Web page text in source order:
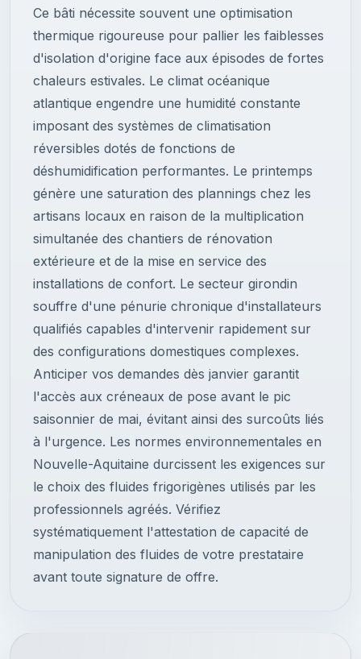
Ce bâti nécessite souvent une optimisation
thermique rigoureuse pour pallier les faiblesses
d'isolation d'origine face aux épisodes de fortes
chaleurs estivales. Le climat océanique
atlantique engendre une humidité constante
imposant des systèmes de climatisation
réversibles dotés de fonctions de
déshumidification performantes. Le printemps
génère une saturation des plannings chez les
artisans locaux en raison de la multiplication
simultanée des chantiers de rénovation
extérieure et de la mise en service des
installations de confort. Le secteur girondin
souffre d'une pénurie chronique d'installateurs
qualifiés capables d'intervenir rapidement sur
des configurations domestiques complexes.
Anticiper vos demandes dès janvier garantit
l'accès aux créneaux de pose avant le pic
saisonnier de mai, évitant ainsi des surcoûts liés
à l'urgence. Les normes environnementales en
Nouvelle-Aquitaine durcissent les exigences sur
le choix des fluides frigorigènes utilisés par les
professionnels agréés. Vérifiez
systématiquement l'attestation de capacité de
manipulation des fluides de votre prestataire
avant toute signature de offre.